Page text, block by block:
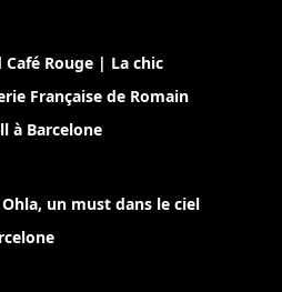
Café Rouge | La chic
Française de Romain
à Barcelone
un must dans le ciel